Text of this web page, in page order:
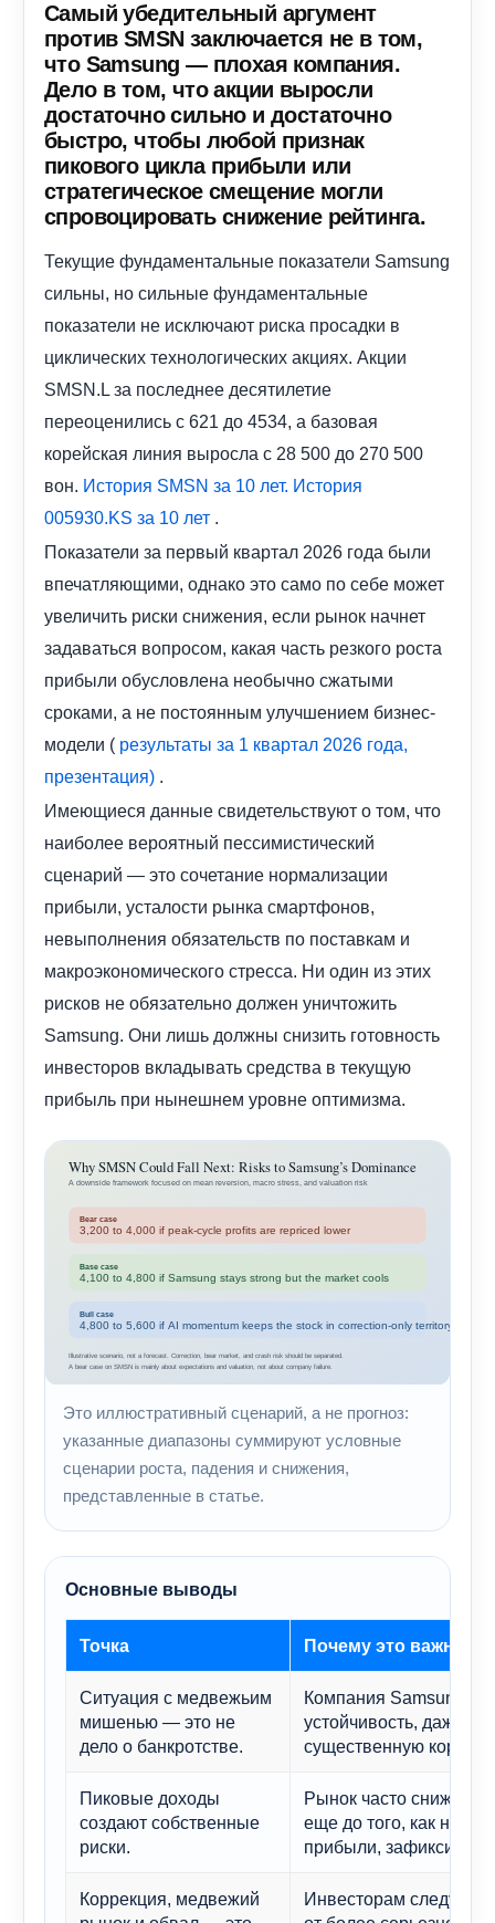
Самый убедительный аргумент
против SMSN заключается не в том,
что Samsung — плохая компания.
Дело в том, что акции выросли
достаточно сильно и достаточно
быстро, чтобы любой признак
пикового цикла прибыли или
стратегическое смещение могли
спровоцировать снижение рейтинга.
Текущие фундаментальные показатели Samsung
сильны, но сильные фундаментальные
показатели не исключают риска просадки в
циклических технологических акциях. Акции
SMSN.L за последнее десятилетие
переоценились с 621 до 4534, а базовая
корейская линия выросла с 28 500 до 270 500
вон. История SMSN за 10 лет. История
005930.KS за 10 лет .
Показатели за первый квартал 2026 года были
впечатляющими, однако это само по себе может
увеличить риски снижения, если рынок начнет
задаваться вопросом, какая часть резкого роста
прибыли обусловлена ​​необычно сжатыми
сроками, а не постоянным улучшением бизнес-
модели ( результаты за 1 квартал 2026 года,
презентация) .
Имеющиеся данные свидетельствуют о том, что
наиболее вероятный пессимистический
сценарий — это сочетание нормализации
прибыли, усталости рынка смартфонов,
невыполнения обязательств по поставкам и
макроэкономического стресса. Ни один из этих
рисков не обязательно должен уничтожить
Samsung. Они лишь должны снизить готовность
инвесторов вкладывать средства в текущую
прибыль при нынешнем уровне оптимизма.
Это иллюстративный сценарий, а не прогноз:
указанные диапазоны суммируют условные
сценарии роста, падения и снижения,
представленные в статье.
Основные выводы
Точка Почему это важно
Ситуация с медвежьим
мишенью — это не
дело о банкротстве.
Компания Samsung
устойчивость, даже
существенную
Пиковые доходы
создают собственные
риски.
Рынок часто снижает
еще до того, как
прибыли,
Коррекция, медвежий
Инвесторам следует